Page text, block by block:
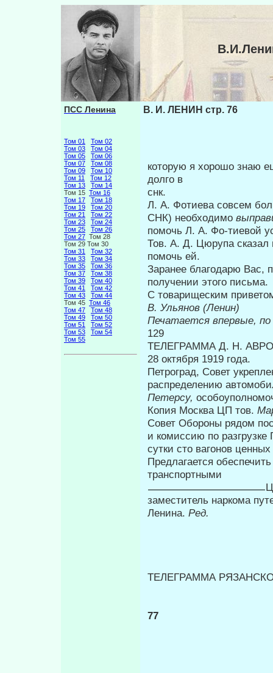
ПСС Ленина
Том 01
Том 02
Том 03
Том 04
Том 05
Том 06
Том 07
Том 08
Том 09
Том 10
Том 11
Том 12
Том 13
Том 14
Том 15 Том 16
Том 17
Том 18
Том 19
Том 20
Том 21
Том 22
Том 23
Том 24
Том 25
Том 26
Том 27 Том 28
Том 29 Том 30
Том 31
Том 32
Том 33
Том 34
Том 35
Том 36
Том 37
Том 38
Том 39
Том 40
Том 41
Том 42
Том 43
Том 44
Том 45 Том 46
Том 47
Том 48
Том 49
Том 50
Том 51
Том 52
Том 53
Том 54
Том 55
В. И. ЛЕНИН стр. 76
которую я хорошо знаю
долго в
снк.
Л. А. Фотиева совсем
СНК) необходимо
помочь Л. А. Фо-тиевой
Тов. А. Д. Цюрупа сказал
помочь ей.
Заранее благодарю Вас,
полу­чении этого письма.
С товарищеским
В. Ульянов (Ленин)
Печатается впервые, по
129
ТЕЛЕГРАММА Д. Н.
28 октября 1919 года.
Петроград, Совет
распределению
Петерсу,
Копия Москва ЦП тов.
Совет Обороны рядом
и комиссию по разгрузке
сутки сто ва­гонов
Предлагается
транспортными
заместитель наркома
Ленина. Ред.
ТЕЛЕГРАММА
77